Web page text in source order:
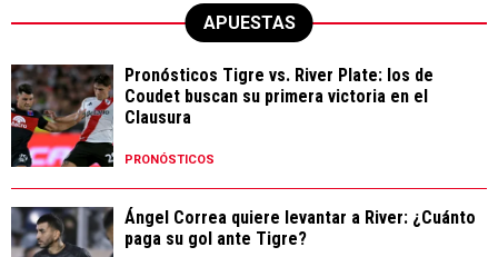
APUESTAS
Pronósticos Tigre vs. River Plate: los de
Coudet buscan su primera victoria en el
Clausura
PRONÓSTICOS
Ángel Correa quiere levantar a River: ¿Cuánto
paga su gol ante Tigre?